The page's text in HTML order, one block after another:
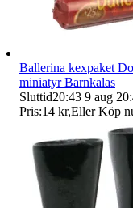
Ballerina kexpaket
miniatyr Barnkalas
Sluttid20:43 9 aug
Pris:14 kr,Eller Köp